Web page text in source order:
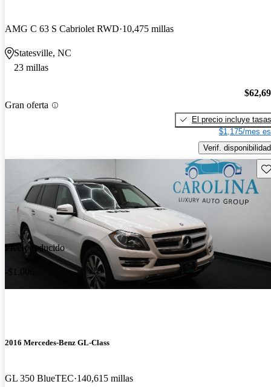
AMG C 63 S Cabriolet RWD 10,475 millas
Statesville, NC
23 millas
Gran oferta
El precio incluye tasas
$1,175/mes
Verif. disponibilidad
Precio reducido
-$1,006
2016 Mercedes-Benz GL-Class
GL 350 BlueTEC 140,615 millas